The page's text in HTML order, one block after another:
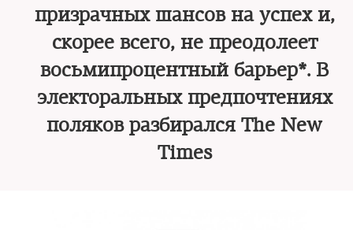
призрачных шансов на успех и,
скорее всего, не преодолеет
восьмипроцентный барьер*. В
электоральных предпочтениях
поляков разбирался The New
Times